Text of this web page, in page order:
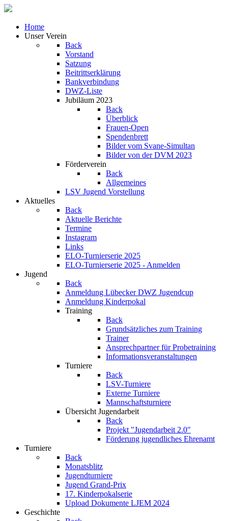
Home
Unser Verein
Back
Vorstand
Satzung
Beitrittserklärung
Bankverbindung
DWZ-Liste
Jubiläum 2023
Back
Überblick
Frauen-Open
Spendenbrett
Bilder vom Svane-Simultan
Bilder von der DVM 2023
Förderverein
Back
Allgemeines
LSV Jugend Vorstellung
Aktuelles
Back
Aktuelle Berichte
Termine
Instagram
Links
ELO-Turnierserie 2025
ELO-Turnierserie 2025 - Anmelden
Jugend
Back
Anmeldung Lübecker DWZ Jugendcup
Anmeldung Kinderpokal
Training
Back
Grundsätzliches zum Training
Trainer
Ansprechpartner für Probetraining
Informationsveranstaltungen
Turniere
Back
LSV-Turniere
Externe Turniere
Mannschaftsturniere
Übersicht Jugendarbeit
Back
Projekt "Jugendarbeit 2.0"
Förderung jugendliches Ehrenamt
Turniere
Back
Monatsblitz
Jugendturniere
Jugend Grand-Prix
17. Kinderpokalserie
Upload Dokumente LJEM 2024
Geschichte